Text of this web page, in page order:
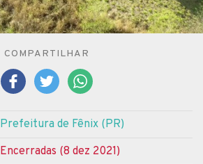
COMPARTILHAR
Prefeitura de Fênix (PR)
Encerradas (8 dez 2021)